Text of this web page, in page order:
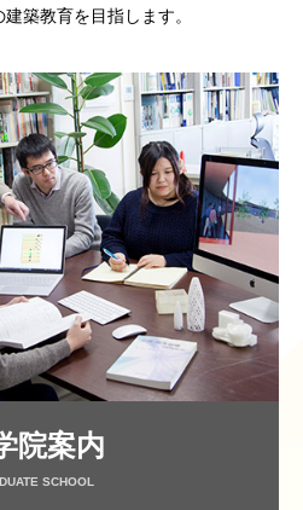
築教育を目指します。
院案内
SCHOOL